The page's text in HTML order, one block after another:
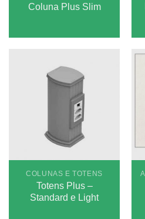
Coluna Plus Slim
COLUNAS E TOTENS
Totens Plus –
Standard e Light